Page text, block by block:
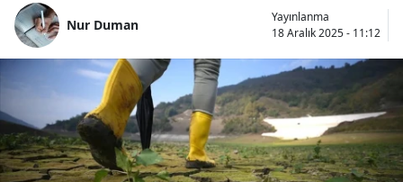
Nur Duman
Yayınlanma
18 Aralık 2025 - 11:12